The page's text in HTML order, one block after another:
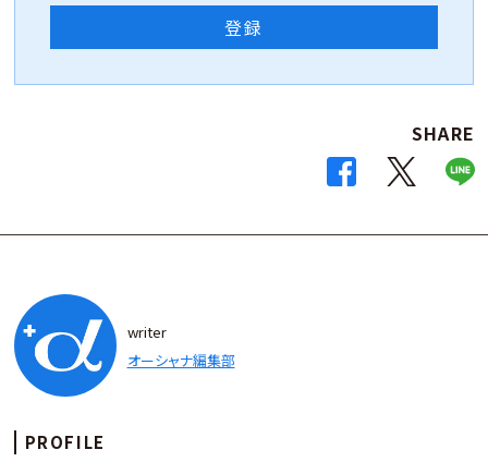
登録
SHARE
writer
オーシャナ編集部
PROFILE